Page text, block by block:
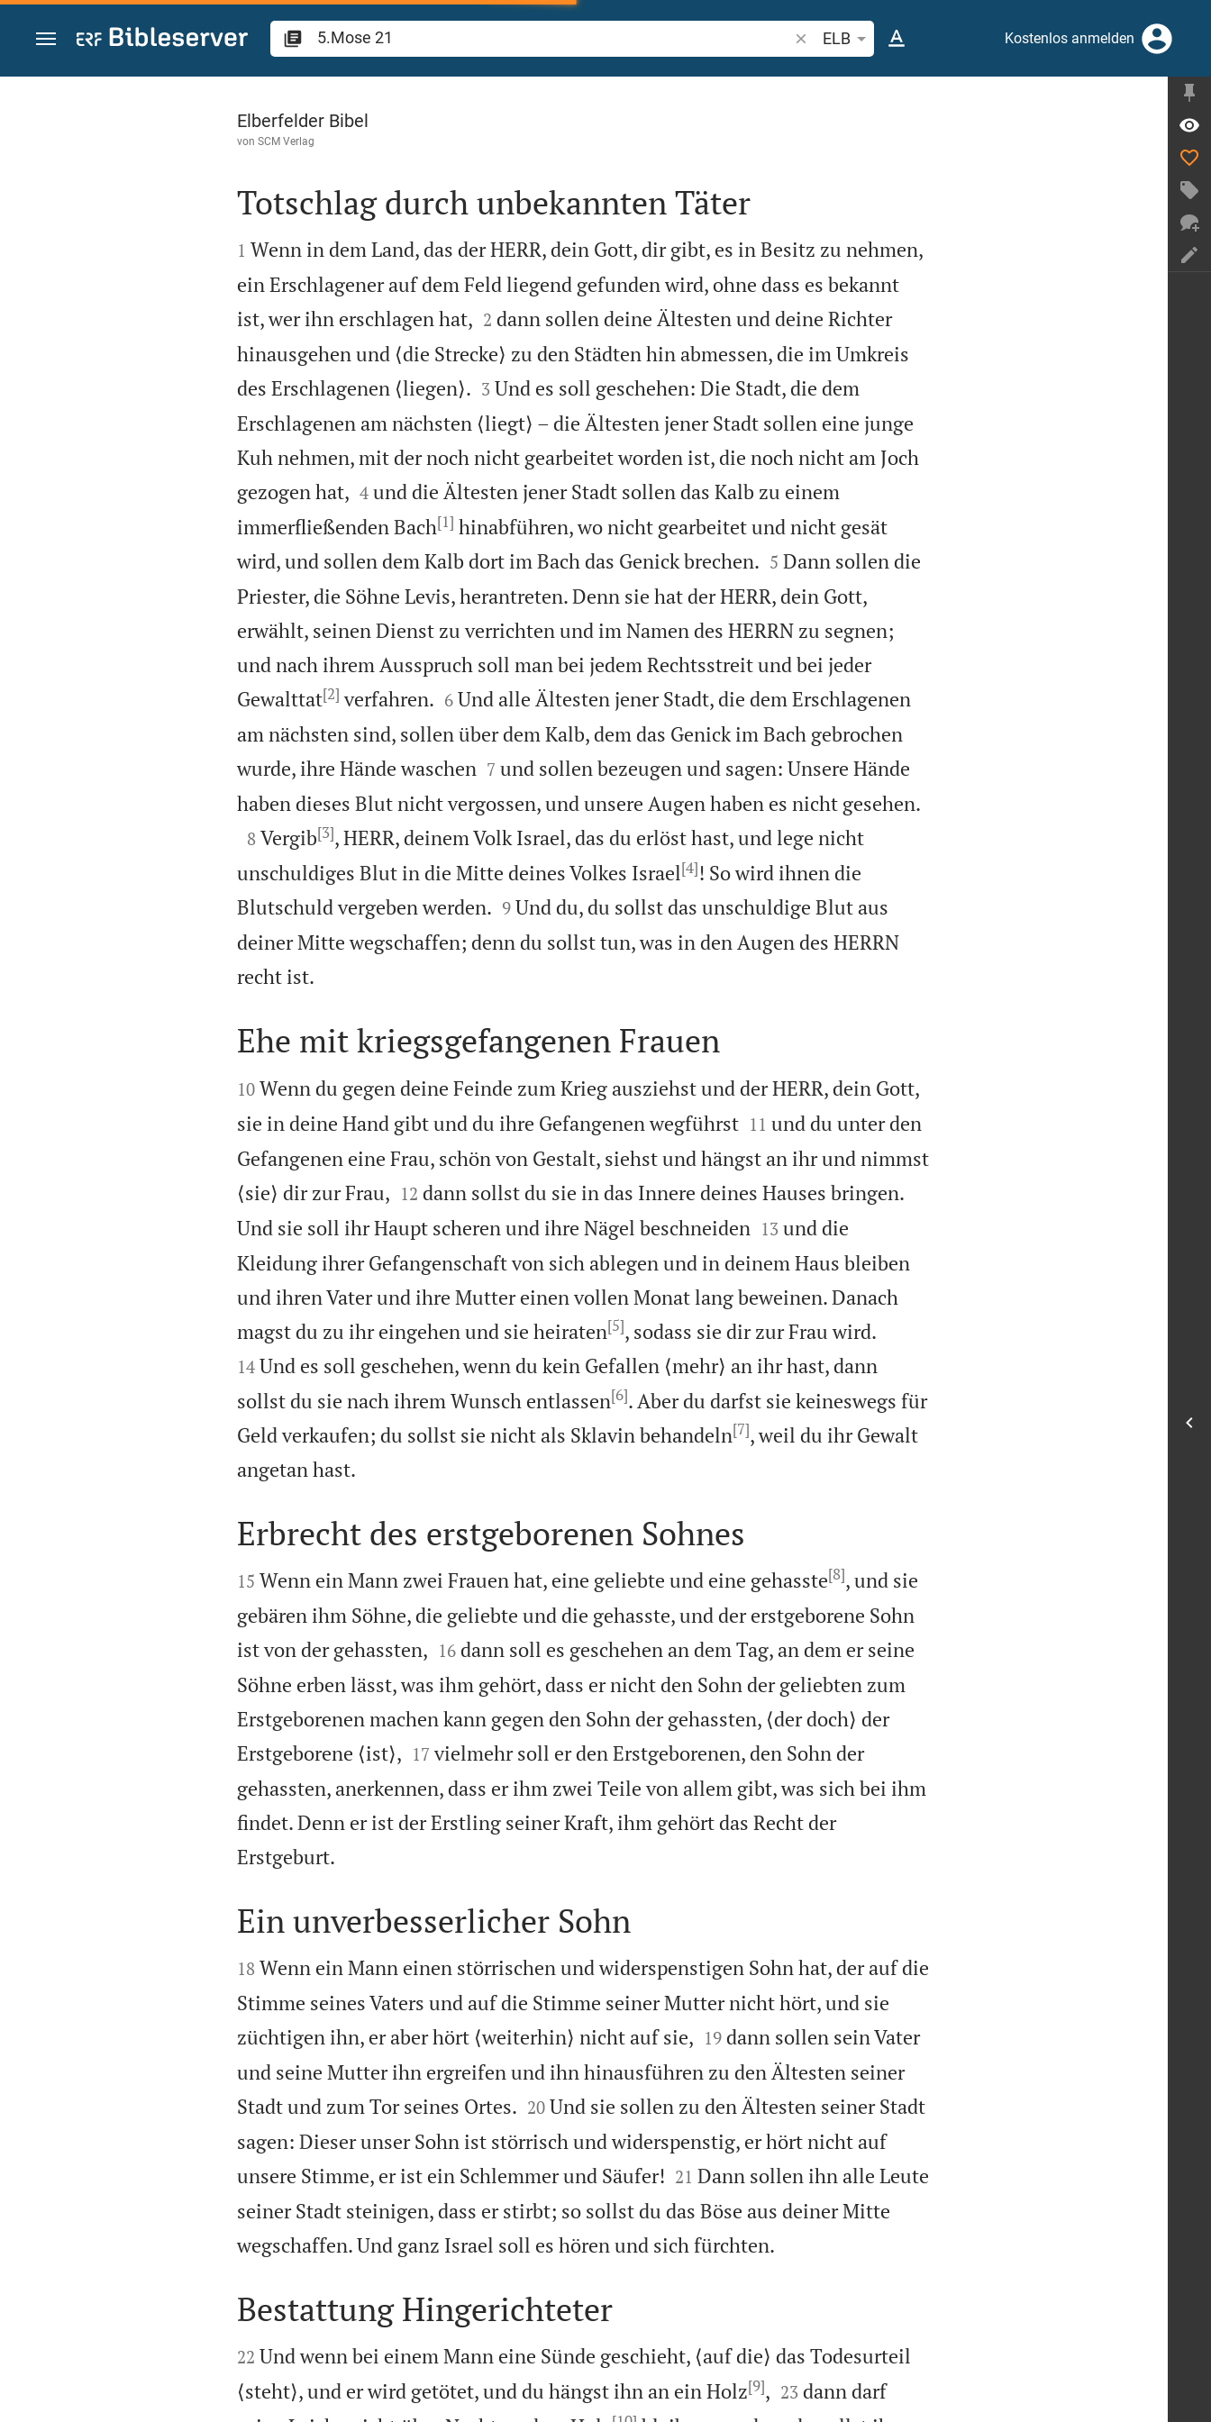
Zum Inhalt springen
Bibelstelle oder Begriff suchen
ELB Kostenlos anmelden
5.Mose 21
Elberfelder Bibel
von SCM Verlag

Totschlag durch unbekannten Täter

1 Wenn in dem Land, das der HERR, dein Gott, dir gibt, es in Besitz zu nehmen,
ein Erschlagener auf dem Feld liegend gefunden wird, ohne dass es bekannt
ist, wer ihn erschlagen hat,
2 dann sollen deine Ältesten und deine Richter
hinausgehen und ⟨die Strecke⟩ zu den Städten hin abmessen, die im Umkreis
des Erschlagenen ⟨liegen⟩.
3 Und es soll geschehen: Die Stadt, die dem
Erschlagenen am nächsten ⟨liegt⟩ – die Ältesten jener Stadt sollen eine junge
Kuh nehmen, mit der noch nicht gearbeitet worden ist, die noch nicht am Joch
gezogen hat,
4 und die Ältesten jener Stadt sollen das Kalb zu einem
immerfließenden Bach[1] hinabführen, wo nicht gearbeitet und nicht gesät
wird, und sollen dem Kalb dort im Bach das Genick brechen.
5 Dann sollen die
Priester, die Söhne Levis, herantreten. Denn sie hat der HERR, dein Gott,
erwählt, seinen Dienst zu verrichten und im Namen des HERRN zu segnen;
und nach ihrem Ausspruch soll man bei jedem Rechtsstreit und bei jeder
Gewalttat[2] verfahren.
6 Und alle Ältesten jener Stadt, die dem Erschlagenen
am nächsten sind, sollen über dem Kalb, dem das Genick im Bach gebrochen
wurde, ihre Hände waschen
7 und sollen bezeugen und sagen: Unsere Hände
haben dieses Blut nicht vergossen, und unsere Augen haben es nicht gesehen.

8 Vergib[3], HERR, deinem Volk Israel, das du erlöst hast, und lege nicht
unschuldiges Blut in die Mitte deines Volkes Israel[4]! So wird ihnen die
Blutschuld vergeben werden.
9 Und du, du sollst das unschuldige Blut aus
deiner Mitte wegschaffen; denn du sollst tun, was in den Augen des HERRN
recht ist.

Ehe mit kriegsgefangenen Frauen

10 Wenn du gegen deine Feinde zum Krieg ausziehst und der HERR, dein Gott,
sie in deine Hand gibt und du ihre Gefangenen wegführst
11 und du unter den
Gefangenen eine Frau, schön von Gestalt, siehst und hängst an ihr und nimmst
⟨sie⟩ dir zur Frau, 

12 dann sollst du sie in das Innere deines Hauses bringen.
Und sie soll ihr Haupt scheren und ihre Nägel beschneiden
13 und die
Kleidung ihrer Gefangenschaft von sich ablegen und in deinem Haus bleiben
und ihren Vater und ihre Mutter einen vollen Monat lang beweinen. Danach
magst du zu ihr eingehen und sie heiraten[5], sodass sie dir zur Frau wird.
14 Und es soll geschehen, wenn du kein Gefallen ⟨mehr⟩ an ihr hast, dann
sollst du sie nach ihrem Wunsch entlassen[6]. Aber du darfst sie keineswegs für
Geld verkaufen; du sollst sie nicht als Sklavin behandeln[7], weil du ihr Gewalt
angetan hast.

Erbrecht des erstgeborenen Sohnes

15 Wenn ein Mann zwei Frauen hat, eine geliebte und eine gehasste[8], und sie
gebären ihm Söhne, die geliebte und die gehasste, und der erstgeborene Sohn
ist von der gehassten, 

16 dann soll es geschehen an dem Tag, an dem er seine
Söhne erben lässt, was ihm gehört, dass er nicht den Sohn der geliebten zum
Erstgeborenen machen kann gegen den Sohn der gehassten, ⟨der doch⟩ der
Erstgeborene ⟨ist⟩, 

17 vielmehr soll er den Erstgeborenen, den Sohn der
gehassten, anerkennen, dass er ihm zwei Teile von allem gibt, was sich bei ihm
findet. Denn er ist der Erstling seiner Kraft, ihm gehört das Recht der
Erstgeburt.

Ein unverbesserlicher Sohn

18 Wenn ein Mann einen störrischen und widerspenstigen Sohn hat, der auf die
Stimme seines Vaters und auf die Stimme seiner Mutter nicht hört, und sie
züchtigen ihn, er aber hört ⟨weiterhin⟩ nicht auf sie,
19 dann sollen sein Vater
und seine Mutter ihn ergreifen und ihn hinausführen zu den Ältesten seiner
Stadt und zum Tor seines Ortes.
20 Und sie sollen zu den Ältesten seiner Stadt
sagen: Dieser unser Sohn ist störrisch und widerspenstig, er hört nicht auf
unsere Stimme, er ist ein Schlemmer und Säufer!
21 Dann sollen ihn alle Leute
seiner Stadt steinigen, dass er stirbt; so sollst du das Böse aus deiner Mitte
wegschaffen. Und ganz Israel soll es hören und sich fürchten.

Bestattung Hingerichteter

22 Und wenn bei einem Mann eine Sünde geschieht, ⟨auf die⟩ das Todesurteil
⟨steht⟩, und er wird getötet, und du hängst ihn an ein Holz[9],
23 dann darf